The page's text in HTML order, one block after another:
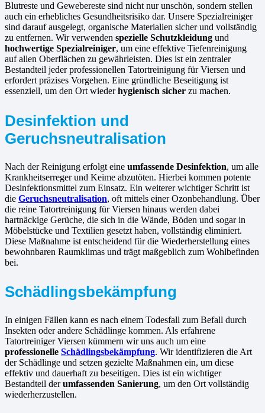
Blutreste und Gewebereste sind nicht nur unschön, sondern stellen
auch ein erhebliches Gesundheitsrisiko dar. Unsere Spezialreiniger
sind darauf ausgelegt, organische Materialien sicher und vollständig
zu entfernen. Wir verwenden spezielle Schutzkleidung und
hochwertige Spezialreiniger, um eine effektive Tiefenreinigung
auf allen Oberflächen zu gewährleisten. Dies ist ein zentraler
Bestandteil jeder professionellen Tatortreinigung für Viersen und
erfordert präzises Vorgehen. Eine gründliche Beseitigung ist
essenziell, um den Ort wiederhygienisch sicher zu machen.
Desinfektion und
Geruchsneutralisation
Nach der Reinigung erfolgt eine umfassende Desinfektion, um alle
Krankheitserreger und Keime abzutöten. Hierbei kommen potente
Desinfektionsmittel zum Einsatz. Ein weiterer wichtiger Schritt ist
die Geruchsneutralisation, oft mittels einer Ozonbehandlung. Über
die reine Tatortreinigung für Viersen hinaus werden dabei
hartnäckige Gerüche, die sich in die Wände, Böden und sogar in
Möbelstücke und Textilien gesetzt haben, vollständig eliminiert.
Diese Maßnahme ist entscheidend für die Wiederherstellung eines
bewohnbaren Raumklimas und trägt maßgeblich zum Wohlbefinden
bei.
Schädlingsbekämpfung
In einigen Fällen kann es nach einem Todesfall zum Befall durch
Insekten oder andere Schädlinge kommen. Als erfahrene
Tatortreiniger Viersen kümmern wir uns auch um eine
professionelle Schädlingsbekämpfung. Wir identifizieren die Art
der Schädlinge und setzen gezielte Maßnahmen ein, um diese
effektiv und dauerhaft zu beseitigen. Dies ist ein wichtiger
Bestandteil derumfassenden Sanierung, um den Ort vollständig
wiederherzustellen.